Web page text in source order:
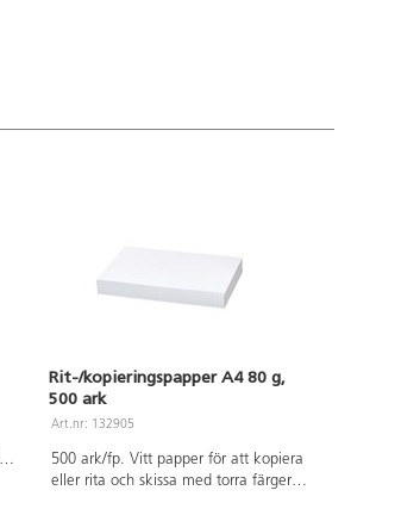
Rit-/kopieringspapper A4 80 g,
500 ark
Art.nr: 132905
500 ark/fp. Vitt papper för att kopiera
eller rita och skissa med torra färger.